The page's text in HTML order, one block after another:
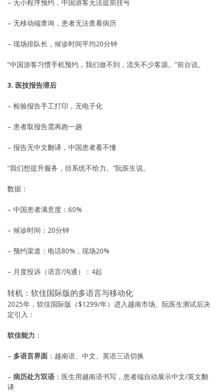
– 无小程序预约，中国游客无法提前挂号
– 无移动端查询，患者无法查看病历
– 现场排队长，候诊时间平均20分钟
“中国游客习惯手机预约，我们做不到，流失不少客源。”前台说。
3. 医技报告滞后
– 检验报告手工打印，无电子化
– 患者取报告需再跑一趟
– 报告无中文翻译，中国患者看不懂
“我们想提升服务，但系统不给力。”阮医生说。
数据：
– 中国患者满意度：60%
– 候诊时间：20分钟
– 预约渠道：电话80%，现场20%
– 月度投诉（语言/沟通）：4起
转机：软佳国际版的多语言与移动化
2025年，软佳国际版（$1299/年）进入越南市场。阮医生测试后决
定引入：
软佳能力 ：
– 多语言界面 ：越南语、中文、英语三语切换
– 病历处方双语 ：医生用越南语书写，患者端自动展示中文/英文翻
译